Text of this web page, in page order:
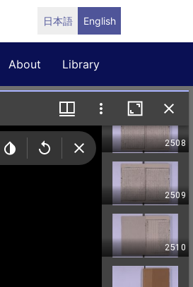
日本語 English
About Library